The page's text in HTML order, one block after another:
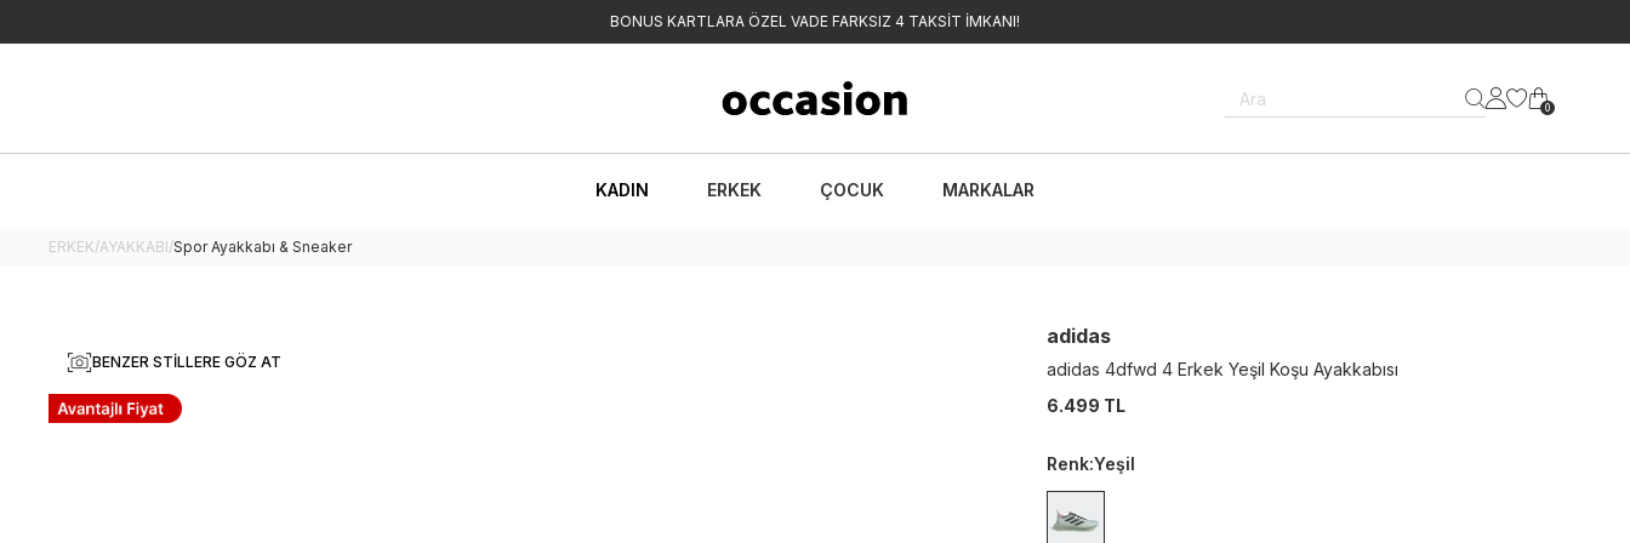
BONUS KARTLARA ÖZEL VADE FARKSIZ 4 TAKSİT İMKANI!
Ara 0
KADIN ERKEK ÇOCUK MARKALAR
ERKEK/AYAKKABI/Spor Ayakkabı & Sneaker
BENZER STILLERE GÖZ AT
adidas
adidas 4dfwd 4 Erkek Yeşil Koşu Ayakkabısı
6.499 TL
Renk:Yeşil